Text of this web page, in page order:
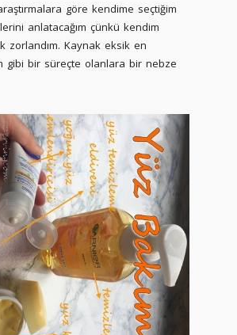
göre kendime seçtiğim
anlatacağım çünkü kendim
zorlandım. Kaynak eksik en
gibi bir süreçte olanlara bir nebze